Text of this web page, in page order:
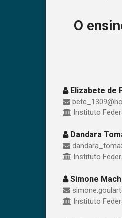
O
Elizabete de
Instituto
Dandara
Instituto
Simone
Instituto